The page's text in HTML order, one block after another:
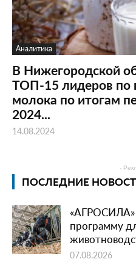
Аналитика
В Нижегородской
ТОП-15 лидеров по
молока по итогам
2024...
14.08.2024
-
ПОСЛЕДНИЕ
«АГРОСИЛА»
программу
07.08.2026